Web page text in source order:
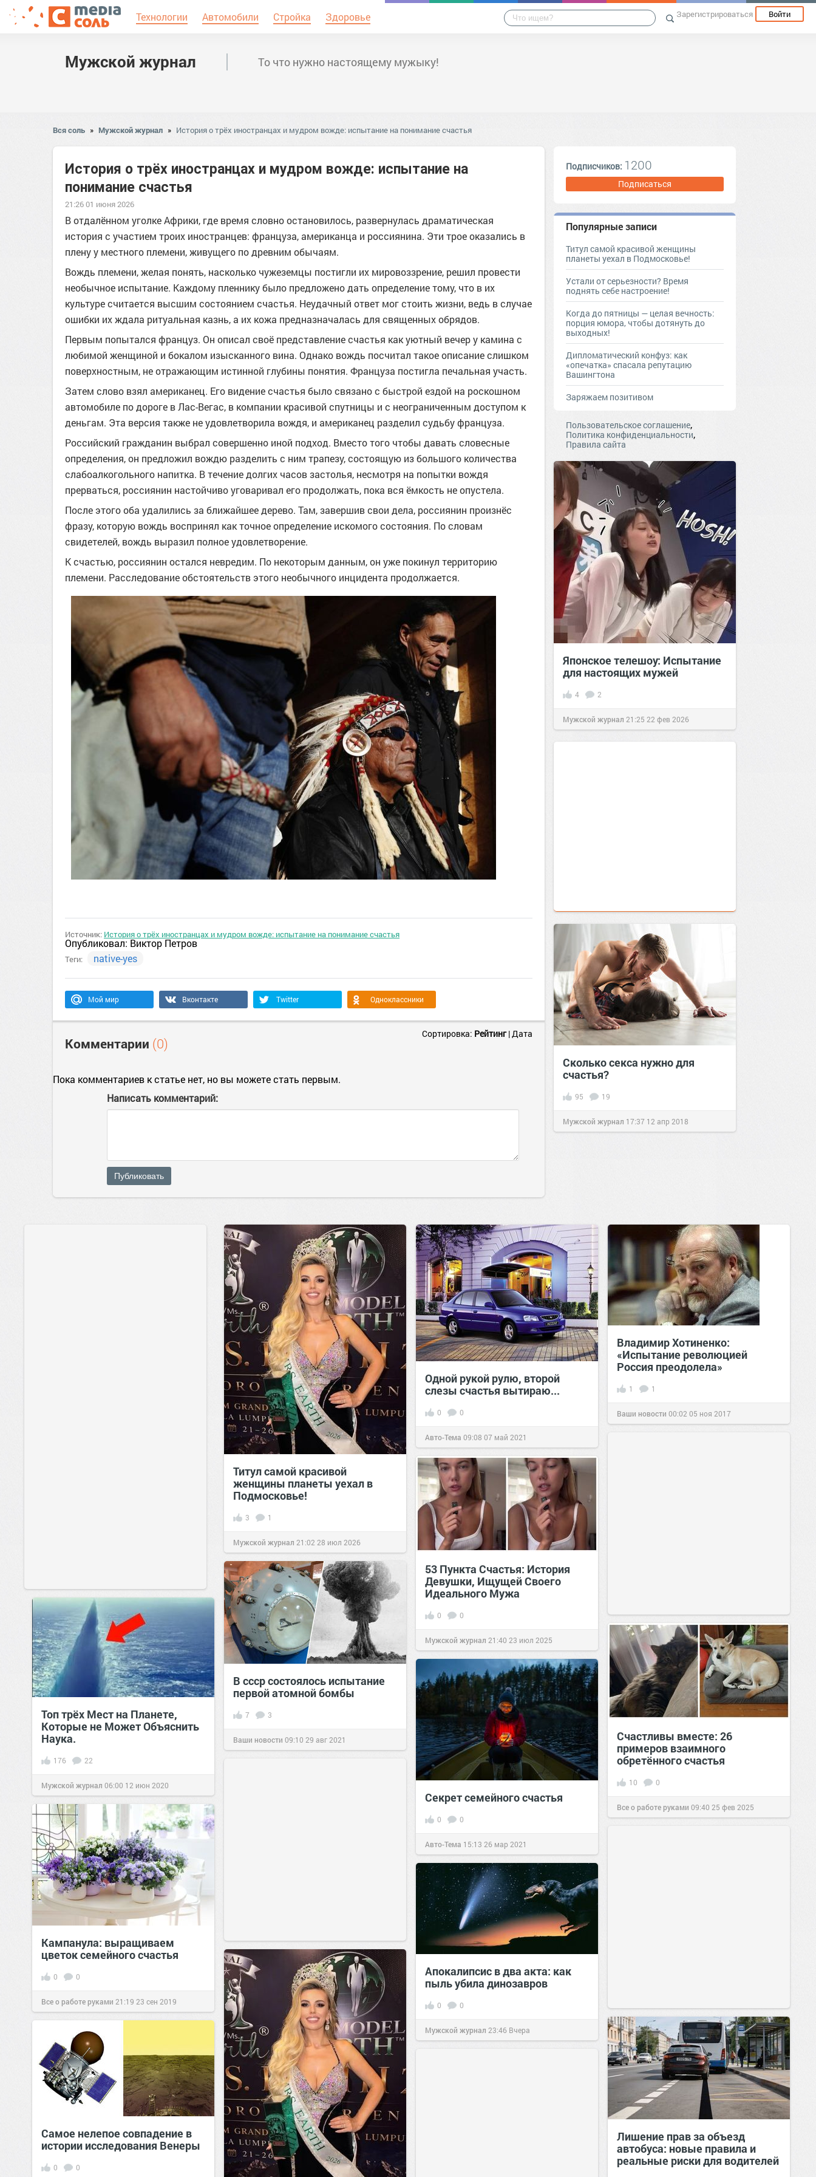
Технологии Автомобили Стройка Здоровье Зарегистрироваться Войти
Мужской журнал То что нужно настоящему мужыку!
Вся соль » Мужской журнал » История о трёх иностранцах и мудром вожде: испытание на понимание счастья
История о трёх иностранцах и мудром вожде: испытание на
понимание счастья
21:26 01 июня 2026
В отдалённом уголке Африки, где время словно остановилось, развернулась драматическая
история с участием троих иностранцев: француза, американца и россиянина. Эти трое оказались в
плену у местного племени, живущего по древним обычаям.
Вождь племени, желая понять, насколько чужеземцы постигли их мировоззрение, решил провести
необычное испытание. Каждому пленнику было предложено дать определение тому, что в их
культуре считается высшим состоянием счастья. Неудачный ответ мог стоить жизни, ведь в случае
ошибки их ждала ритуальная казнь, а их кожа предназначалась для священных обрядов.
Первым попытался француз. Он описал своё представление счастья как уютный вечер у камина с
любимой женщиной и бокалом изысканного вина. Однако вождь посчитал такое описание слишком
поверхностным, не отражающим истинной глубины понятия. Француза постигла печальная участь.
Затем слово взял американец. Его видение счастья было связано с быстрой ездой на роскошном
автомобиле по дороге в Лас-Вегас, в компании красивой спутницы и с неограниченным доступом к
деньгам. Эта версия также не удовлетворила вождя, и американец разделил судьбу француза.
Российский гражданин выбрал совершенно иной подход. Вместо того чтобы давать словесные
определения, он предложил вождю разделить с ним трапезу, состоящую из большого количества
слабоалкогольного напитка. В течение долгих часов застолья, несмотря на попытки вождя
прерваться, россиянин настойчиво уговаривал его продолжать, пока вся ёмкость не опустела.
После этого оба удалились за ближайшее дерево. Там, завершив свои дела, россиянин произнёс
фразу, которую вождь воспринял как точное определение искомого состояния. По словам
свидетелей, вождь выразил полное удовлетворение.
К счастью, россиянин остался невредим. По некоторым данным, он уже покинул территорию
племени. Расследование обстоятельств этого необычного инцидента продолжается.
Источник: История о трёх иностранцах и мудром вожде: испытание на понимание счастья
Опубликовал: Виктор Петров
Теги: native-yes
Мой мир Вконтакте Twitter Одноклассники
Комментарии (0)
Сортировка: Рейтинг|Дата
Пока комментариев к статье нет, но вы можете стать первым.
Написать комментарий:
Публиковать
Подписчиков: 1200
Подписаться
Популярные записи
Титул самой красивой женщины
планеты уехал в Подмосковье!
Устали от серьезности? Время
поднять себе настроение!
Когда до пятницы — целая вечность:
порция юмора, чтобы дотянуть до
выходных!
Дипломатический конфуз: как
«опечатка» спасала репутацию
Вашингтона
Заряжаем позитивом
Пользовательское соглашение,
Политика конфиденциальности,
Правила сайта
Японское телешоу: Испытание
для настоящих мужей
4 2
Мужской журнал 21:25 22 фев 2026
Сколько секса нужно для
счастья?
95 19
Мужской журнал 17:37 12 апр 2018
Титул самой красивой
женщины планеты уехал в
Подмосковье!
3 1
Мужской журнал 21:02 28 июл 2026
Одной рукой рулю, второй
слезы счастья вытираю...
0 0
Авто-Тема 09:08 07 май 2021
Владимир Хотиненко:
«Испытание революцией
Россия преодолела»
1 1
Ваши новости 00:02 05 ноя 2017
53 Пункта Счастья: История
Девушки, Ищущей Своего
Идеального Мужа
0 0
Мужской журнал 21:40 23 июл 2025
В ссср состоялось испытание
первой атомной бомбы
7 3
Ваши новости 09:10 29 авг 2021
Топ трёх Мест на Планете,
Которые не Может Объяснить
Наука.
176 22
Мужской журнал 06:00 12 июн 2020
Счастливы вместе: 26
примеров взаимного
обретённого счастья
10 0
Все о работе руками 09:40 25 фев 2025
Секрет семейного счастья
0 0
Авто-Тема 15:13 26 мар 2021
Кампанула: выращиваем
цветок семейного счастья
0 0
Все о работе руками 21:19 23 сен 2019
Апокалипсис в два акта: как
пыль убила динозавров
0 0
Мужской журнал 23:46 Вчера
Лишение прав за объезд
автобуса: новые правила и
реальные риски для водителей
Самое нелепое совпадение в
истории исследования Венеры
0 0